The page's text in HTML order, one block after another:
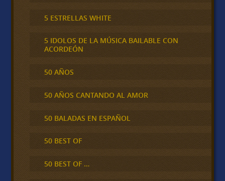
5 ESTRELLAS WHITE
5 IDOLOS DE LA MÚSICA BAILABLE CON
ACORDEÓN
50 AÑOS
50 AÑOS CANTANDO AL AMOR
50 BALADAS EN ESPAÑOL
50 BEST OF
50 BEST OF …